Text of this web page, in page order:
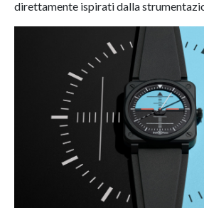
direttamente ispirati dalla